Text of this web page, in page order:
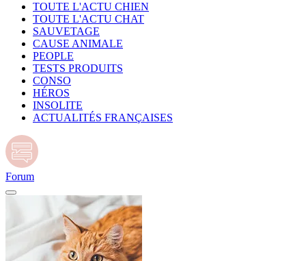
TOUTE L'ACTU CHIEN
TOUTE L'ACTU CHAT
SAUVETAGE
CAUSE ANIMALE
PEOPLE
TESTS PRODUITS
CONSO
HÉROS
INSOLITE
ACTUALITÉS FRANÇAISES
Forum